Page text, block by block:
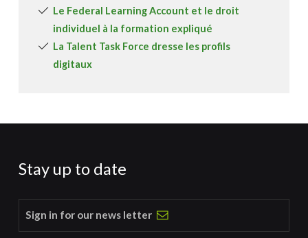
Le Federal Learning Account et le droit
individuel à la formation expliqué
La Talent Task Force dresse les profils
digitaux
Stay up to date
Sign in for our news letter